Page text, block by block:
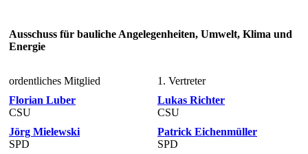
Ausschuss für bauliche Angelegenheiten, Umwelt, Klima und
Energie
ordentliches Mitglied
1. Vertreter
Florian Luber
CSU
Lukas Richter
CSU
Jörg Mielewski
SPD
Patrick Eichenmüller
SPD